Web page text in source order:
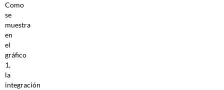
Como
se
muestra
en
el
gráfico
1,
la
integración